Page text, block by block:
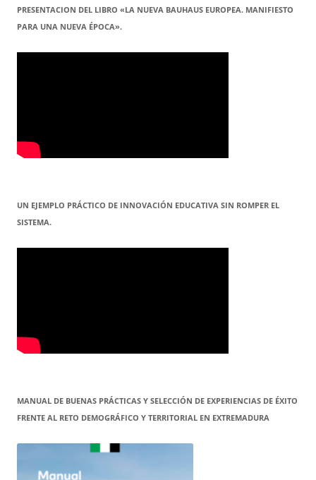
PRESENTACION DEL LIBRO «LA NUEVA BAUHAUS EUROPEA. MANIFIESTO
PARA UNA NUEVA ÉPOCA».
UN EJEMPLO PRÁCTICO DE INNOVACIÓN EDUCATIVA SIN ROMPER EL
SISTEMA.
MANUAL DE BUENAS PRÁCTICAS Y SELECCIÓN DE EXPERIENCIAS DE ÉXITO
FRENTE AL RETO DEMOGRÁFICO Y TERRITORIAL EN EXTREMADURA